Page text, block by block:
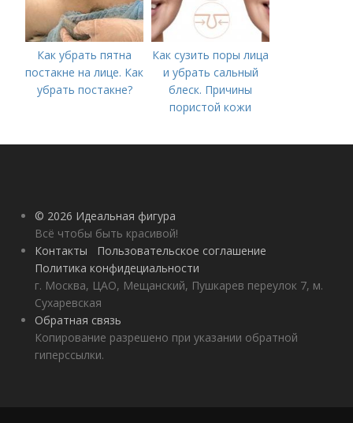
Как убрать пятна
постакне на лице. Как
убрать постакне?
Как сузить поры лица
и убрать сальный
блеск. Причины
пористой кожи
© 2026 Идеальная фигура
Всё чтобы быть красивой!
Контакты
Пользовательское соглашение
Политика конфидециальности
г. Москва, ЦАО, Мещанский, Пушкарев переулок 7, м.
Сухаревская
Обратная связь
Копирование разрешено при указании обратной
гиперссылки.